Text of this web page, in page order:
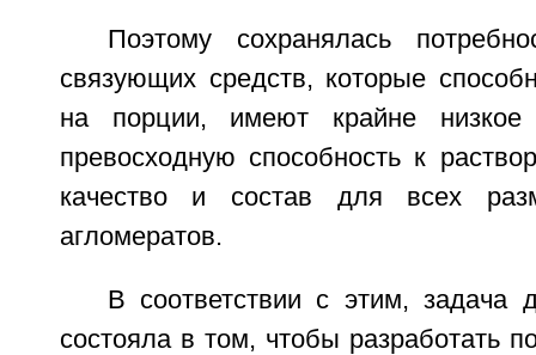
Поэтому сохранялась
связующих средств, которые
на порции, имеют крайне
превосходную способность к
качество и состав для всех
агломератов.
В соответствии с этим, задача
состояла в том, чтобы разработать